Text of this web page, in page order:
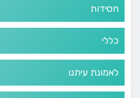
חסידות
כללי
לאמונת עיתנו